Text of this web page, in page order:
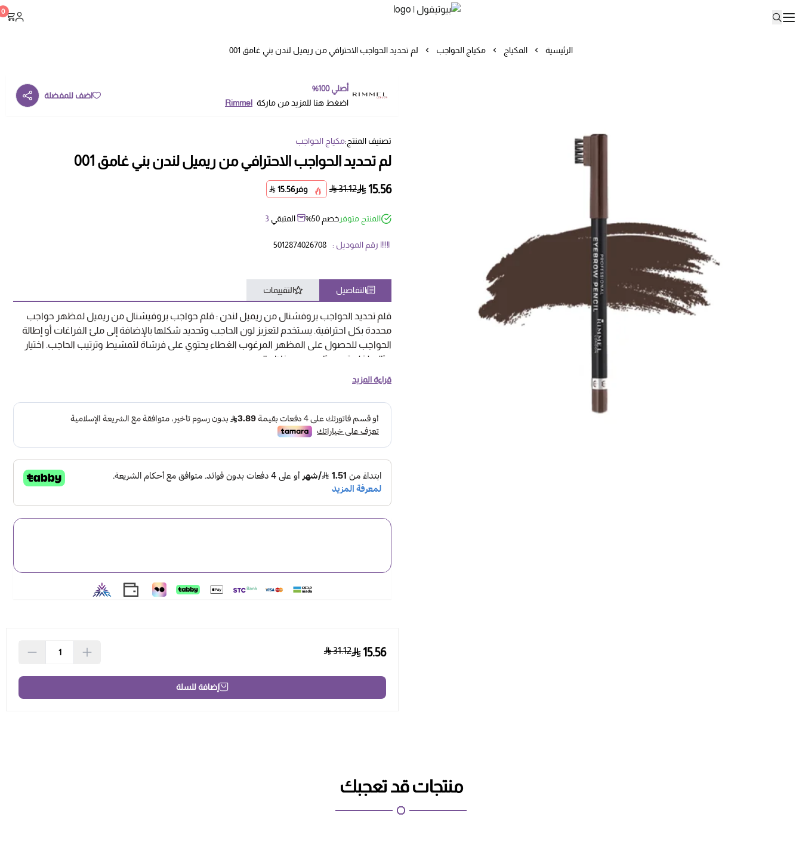
بيوتيفول 0
الرئيسية المكياج مكياج الحواجب لم تحديد الحواجب الاحترافي من ريميل لندن بني غامق 001
أصلي 100%
اضغط هنا للمزيد من ماركة Rimmel
اضف للمفضلة
تصنيف المنتج:مكياج الحواجب
لم تحديد الحواجب الاحترافي من ريميل لندن بني غامق 001
15.56
31.12 وفر15.56
المنتج متوفرخصم 50% المتبقي 3
رقم الموديل : 5012874026708
التفاصيل التقييمات
قلم تحديد الحواجب بروفشنال من ريميل لندن : قلم حواجب بروفيشنال من ريميل لمظهر حواجب
محددة بكل احترافية. يستخدم لتعزيز لون الحاجب وتحديد شكلها بالإضافة إلى ملئ الفراغات أو إطالة
الحواجب للحصول على المظهر المرغوب الغطاء يحتوي على فرشاة لتمشيط وترتيب الحاجب. اختيار
مثالي لقلم تحديد ثابت يدوم خلال اليوم.
قراءة المزيد
15.56
31.12
إضافة للسلة
منتجات قد تعجبك